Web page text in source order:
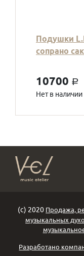
Подушки
сопрано
10700 a
Нет в наличии
(с) 2020 Продажа,
музыкальных
Разработано